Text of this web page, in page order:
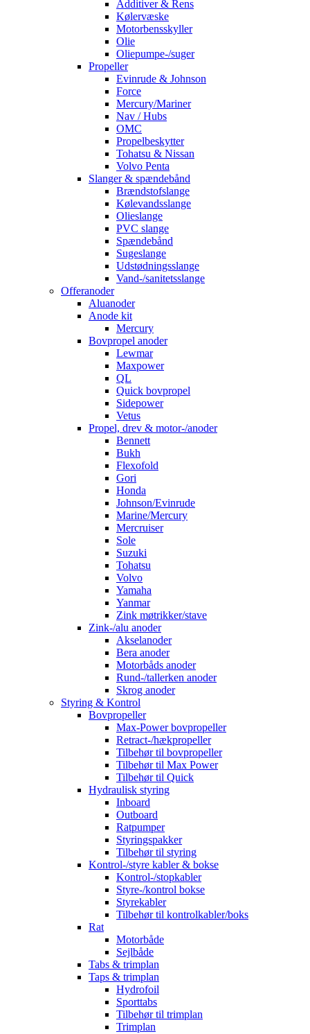
Additiver & Rens
Kølervæske
Motorbensskyller
Olie
Oliepumpe-/suger
Propeller
Evinrude & Johnson
Force
Mercury/Mariner
Nav / Hubs
OMC
Propelbeskytter
Tohatsu & Nissan
Volvo Penta
Slanger & spændebånd
Brændstofslange
Kølevandsslange
Olieslange
PVC slange
Spændebånd
Sugeslange
Udstødningsslange
Vand-/sanitetsslange
Offeranoder
Aluanoder
Anode kit
Mercury
Bovpropel anoder
Lewmar
Maxpower
QL
Quick bovpropel
Sidepower
Vetus
Propel, drev & motor-/anoder
Bennett
Bukh
Flexofold
Gori
Honda
Johnson/Evinrude
Marine/Mercury
Mercruiser
Sole
Suzuki
Tohatsu
Volvo
Yamaha
Yanmar
Zink møtrikker/stave
Zink-/alu anoder
Akselanoder
Bera anoder
Motorbåds anoder
Rund-/tallerken anoder
Skrog anoder
Styring & Kontrol
Bovpropeller
Max-Power bovpropeller
Retract-/hækpropeller
Tilbehør til bovpropeller
Tilbehør til Max Power
Tilbehør til Quick
Hydraulisk styring
Inboard
Outboard
Ratpumper
Styringspakker
Tilbehør til styring
Kontrol-/styre kabler & bokse
Kontrol-/stopkabler
Styre-/kontrol bokse
Styrekabler
Tilbehør til kontrolkabler/boks
Rat
Motorbåde
Sejlbåde
Tabs & trimplan
Taps & trimplan
Hydrofoil
Sporttabs
Tilbehør til trimplan
Trimplan